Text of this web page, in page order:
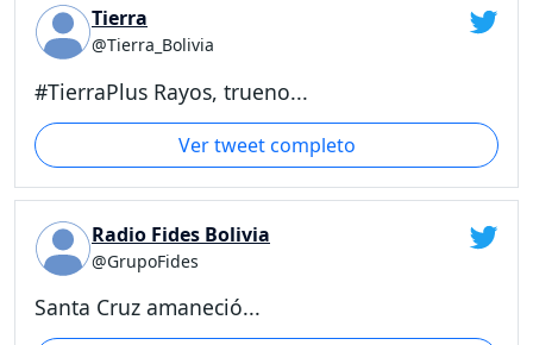
Tierra
@Tierra_Bolivia
#TierraPlus Rayos, trueno...
Ver tweet completo
Radio Fides Bolivia
@GrupoFides
Santa Cruz amaneció...